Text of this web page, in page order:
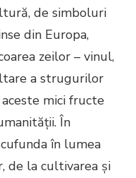
de simboluri
din Europa,
zeilor – vinul,
a strugurilor
mici fructe
În
în lumea
la cultivarea și